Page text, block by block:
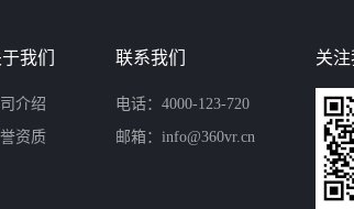
我们
介绍
资质
联系我们
电话：4000-123-720
邮箱：info@360vr.cn
关注